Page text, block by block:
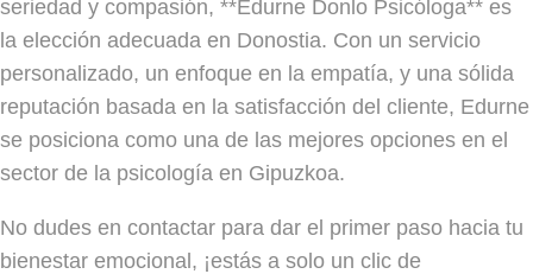
seriedad y compasión, **Edurne Donlo Psicóloga** es
la elección adecuada en Donostia. Con un servicio
personalizado, un enfoque en la empatía, y una sólida
reputación basada en la satisfacción del cliente, Edurne
se posiciona como una de las mejores opciones en el
sector de la psicología en Gipuzkoa.
No dudes en contactar para dar el primer paso hacia tu
bienestar emocional, ¡estás a solo un clic de